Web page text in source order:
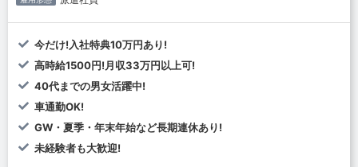
今だけ!入社特典10万円あり!
高時給1500円!月収33万円以上可!
40代までの男女活躍中!
車通勤OK!
GW・夏季・年末年始など長期連休あり!
未経験者も大歓迎!